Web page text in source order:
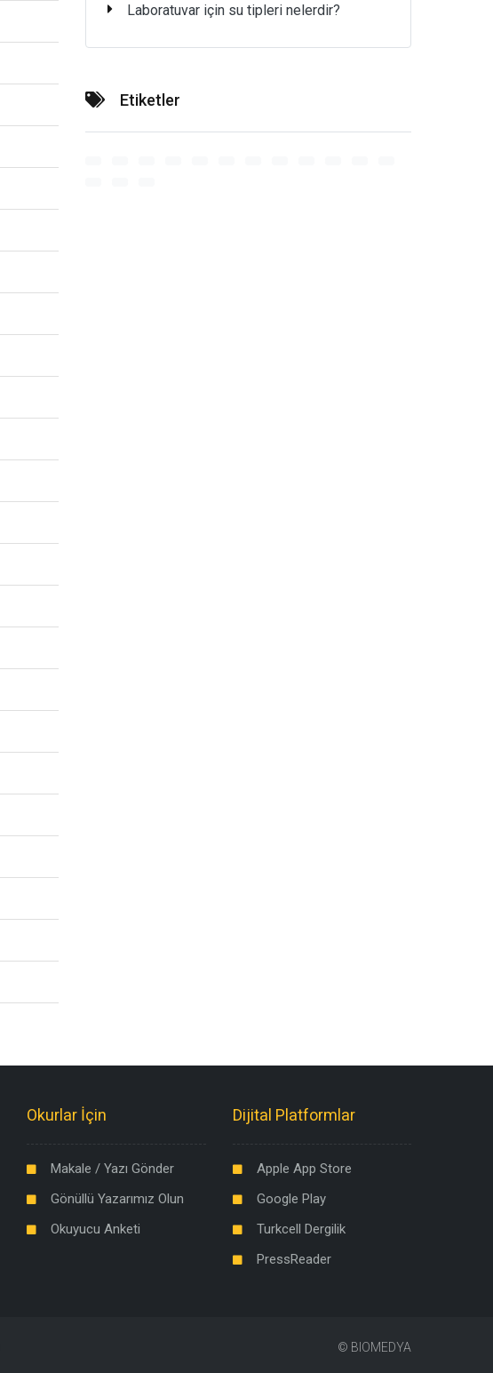
Laboratuvar için su tipleri nelerdir?
Etiketler
Okurlar İçin
Makale / Yazı Gönder
Gönüllü Yazarımız Olun
Okuyucu Anketi
Dijital Platformlar
Apple App Store
Google Play
Turkcell Dergilik
PressReader
© BIOMEDYA